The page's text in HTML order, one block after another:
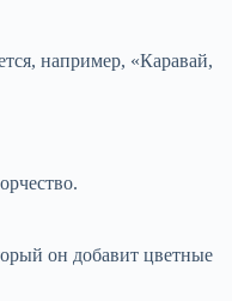
например, «Каравай,
он добавит цветные